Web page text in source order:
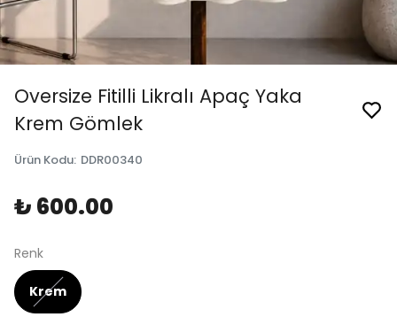
Oversize Fitilli Likralı Apaç Yaka
Krem Gömlek
Ürün Kodu: DDR00340
₺ 600.00
Renk
Krem